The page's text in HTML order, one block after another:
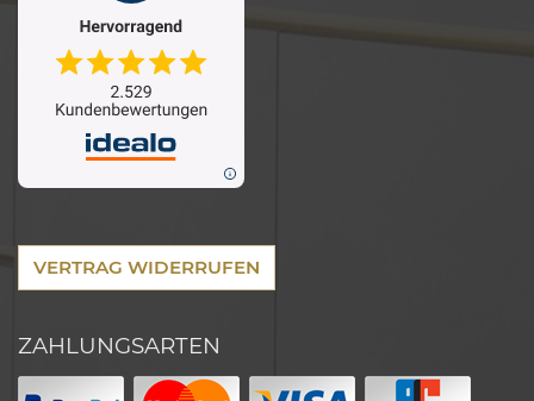
VERTRAG WIDERRUFEN
ZAHLUNGSARTEN